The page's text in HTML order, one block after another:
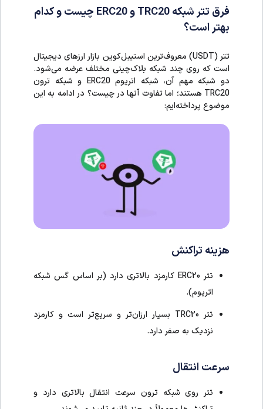
فرق تتر شبکه TRC20 و ERC20 چیست و کدام
بهتر است؟
تتر (USDT) معروف‌ترین استیبل‌کوین‌ بازار ارزهای دیجیتال
است که روی چند شبکه بلاک‌چینی مختلف عرضه می‌شود.
دو شبکه مهم آن، شبکه اتریوم ERC20 و شبکه ترون
TRC20 هستند؛ اما تفاوت‌ آنها در چیست؟ در ادامه به این
موضوع پرداخته‌ایم:
هزینه تراکنش
تتر ERC20 کارمزد بالاتری دارد (بر اساس گس شبکه
اتریوم).
تتر TRC20 بسیار ارزان‌تر و سریع‌تر است و کارمزد
نزدیک به صفر دارد.
سرعت انتقال
تتر روی شبکه ترون سرعت انتقال بالاتری دارد و